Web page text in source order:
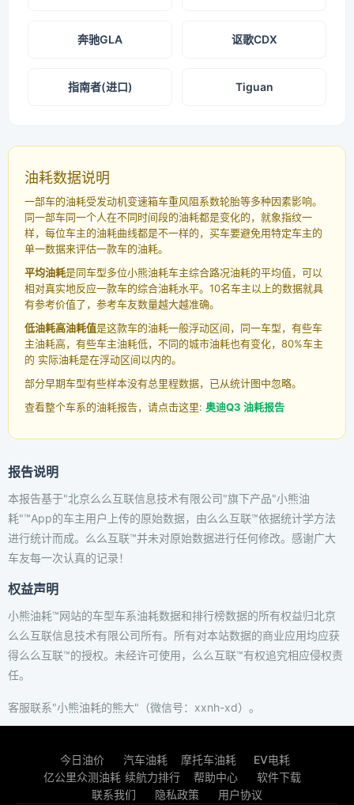
奔驰GLA 讴歌CDX
指南者(进口) Tiguan
油耗数据说明
一部车的油耗受发动机变速箱车重风阻系数轮胎等多种因素影响。
同一部车同一个人在不同时间段的油耗都是变化的，就象指纹一
样，每位车主的油耗曲线都是不一样的，买车要避免用特定车主的
单一数据来评估一款车的油耗。
平均油耗是同车型多位小熊油耗车主综合路况油耗的平均值，可以
相对真实地反应一款车的综合油耗水平。10名车主以上的数据就具
有参考价值了，参考车友数量越大越准确。
低油耗高油耗值是这款车的油耗一般浮动区间，同一车型，有些车
主油耗高，有些车主油耗低，不同的城市油耗也有变化，80%车主
的 实际油耗是在浮动区间以内的。
部分早期车型有些样本没有总里程数据，已从统计图中忽略。
查看整个车系的油耗报告，请点击这里: 奥迪Q3 油耗报告
报告说明
本报告基于"北京么么互联信息技术有限公司"旗下产品"小熊油
耗"™App的车主用户上传的原始数据，由么么互联™依据统计学方法
进行统计而成。么么互联™并未对原始数据进行任何修改。感谢广大
车友每一次认真的记录！
权益声明
小熊油耗™网站的车型车系油耗数据和排行榜数据的所有权益归北京
么么互联信息技术有限公司所有。所有对本站数据的商业应用均应获
得么么互联™的授权。未经许可使用，么么互联™有权追究相应侵权责
任。
客服联系"小熊油耗的熊大"（微信号：xxnh-xd）。
今日油价 汽车油耗 摩托车油耗
EV电耗
亿公里众测油耗 续航力排行 帮助中心
软件下载
联系我们
隐私政策 用户协议